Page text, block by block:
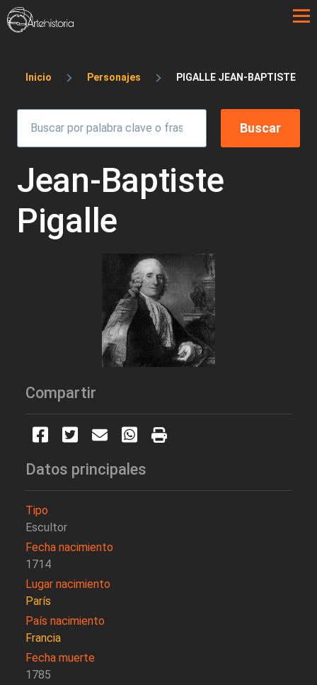
Pasar al contenido principal
Sobrescribir enlaces de ayuda a la
Inicio Personajes PIGALLE JEAN-BAPTISTE
Jean-Baptiste
Pigalle
Compartir
Datos principales
Tipo
Escultor
Fecha nacimiento
1714
Lugar nacimiento
París
País nacimiento
Francia
Fecha muerte
1785